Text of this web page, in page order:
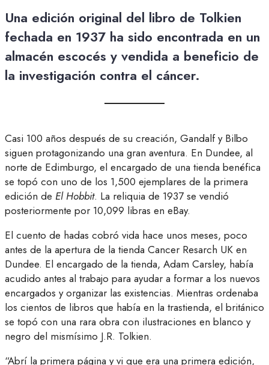
Una edición original del libro de Tolkien
fechada en 1937 ha sido encontrada en un
almacén escocés y vendida a beneficio de
la investigación contra el cáncer.
Casi 100 años después de su creación, Gandalf y Bilbo
siguen protagonizando una gran aventura. En Dundee, al
norte de Edimburgo, el encargado de una tienda benéfica
se topó con uno de los 1,500 ejemplares de la primera
edición de El Hobbit. La reliquia de 1937 se vendió
posteriormente por 10,099 libras en eBay.
El cuento de hadas cobró vida hace unos meses, poco
antes de la apertura de la tienda Cancer Resarch UK en
Dundee. El encargado de la tienda, Adam Carsley, había
acudido antes al trabajo para ayudar a formar a los nuevos
encargados y organizar las existencias. Mientras ordenaba
los cientos de libros que había en la trastienda, el británico
se topó con una rara obra con ilustraciones en blanco y
negro del mismísimo J.R. Tolkien.
“Abrí la primera página y vi que era una primera edición,